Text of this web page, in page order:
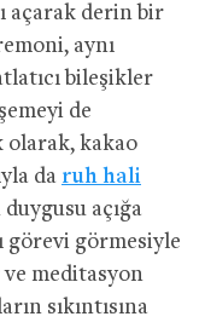
açarak derin bir
aynı
bileşikler
de
olarak, kakao
da ruh hali
açığa
görevi görmesiyle
ve meditasyon
sıkıntısına